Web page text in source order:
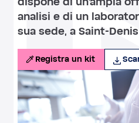
dispone di un'ampia
analisi e di un
sua sede, a Saint-
Registra un kit